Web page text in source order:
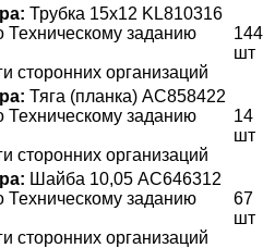
Трубка 15х12 KL810316
Техническому заданию
сторонних организаций
144
шт
Тяга (планка) АС858422
Техническому заданию
сторонних организаций
14
шт
Шайба 10,05 АС646312
Техническому заданию
сторонних организаций
67
шт